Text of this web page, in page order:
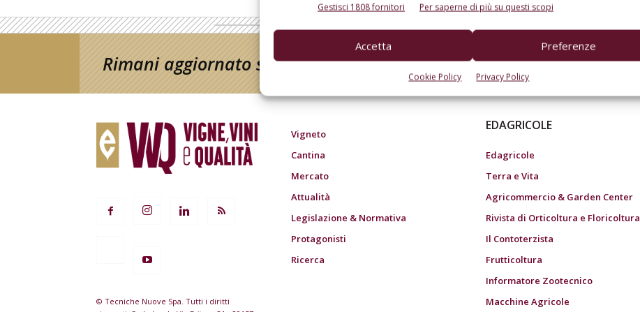
Gestisci 1808 fornitori Per saperne di più su questi scopi
Accetta Preferenze
Cookie Policy Privacy Policy
Rimani aggiornato sul mondo dell’agricoltura
© Tecniche Nuove Spa. Tutti i diritti
Vigneto
Cantina
Mercato
Attualità
Legislazione & Normativa
Protagonisti
Ricerca
EDAGRICOLE
Edagricole
Terra e Vita
Agricommercio & Garden Center
Rivista di Orticoltura e Floricoltura
Il Contoterzista
Frutticoltura
Informatore Zootecnico
Macchine Agricole